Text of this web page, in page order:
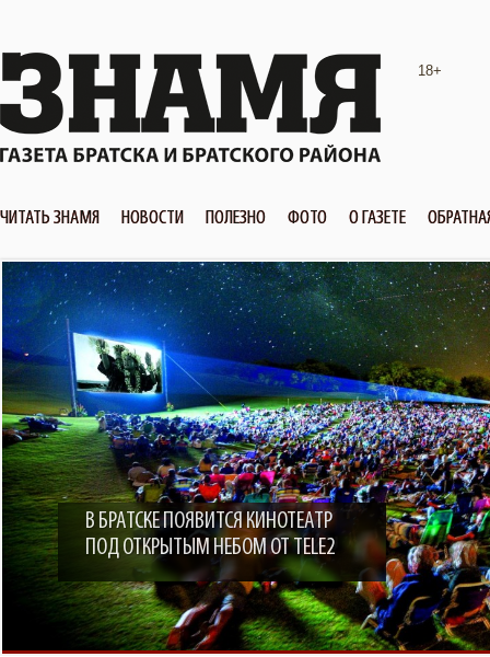
18+
ЧИТАТЬ ЗНАМЯ НОВОСТИ ПОЛЕЗНО ФОТО О ГАЗЕТЕ
ТЕПЕРЬ ПОЧИТАТЬ ЕЖЕНЕДЕЛЬНИК
«ЗНАМЯ» МОЖНО НА ПОРТАЛЕ
BRATSK-POISK.RU
В БРАТСКЕ ПОЯВИТСЯ КИНОТЕАТР
ПОД ОТКРЫТЫМ НЕБОМ ОТ TELE2